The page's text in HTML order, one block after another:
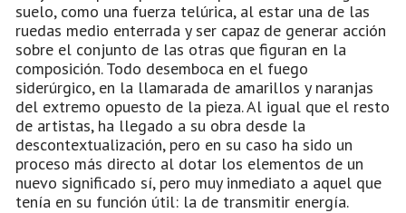
suelo, como una fuerza telúrica, al estar una de las
ruedas medio enterrada y ser capaz de generar acción
sobre el conjunto de las otras que figuran en la
composición. Todo desemboca en el fuego
siderúrgico, en la llamarada de amarillos y naranjas
del extremo opuesto de la pieza. Al igual que el resto
de artistas, ha llegado a su obra desde la
descontextualización, pero en su caso ha sido un
proceso más directo al dotar los elementos de un
nuevo significado sí, pero muy inmediato a aquel que
tenía en su función útil: la de transmitir energía.